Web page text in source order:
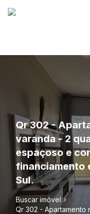
Qr 302 -
varanda - 2
espaçoso e
financiamento
Sul.
Buscar imóvel
Qr 302 - Apartamento